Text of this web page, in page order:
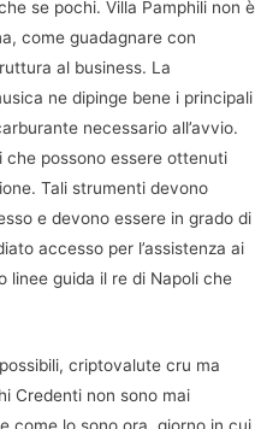
se pochi. Villa Pamphili non è
come guadagnare con
al business. La
ne dipinge bene i principali
necessario all’avvio.
possono essere ottenuti
Tali strumenti devono
e devono essere in grado di
accesso per l’assistenza ai
linee guida il re di Napoli che
criptovalute cru ma
Credenti non sono mai